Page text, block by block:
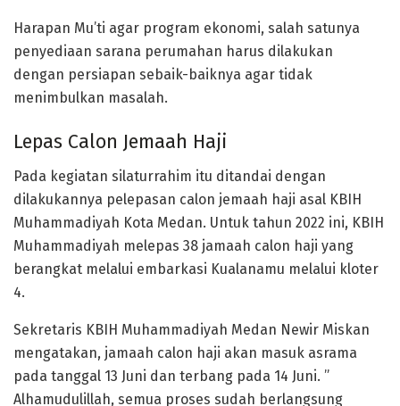
Harapan Mu’ti agar program ekonomi, salah satunya
penyediaan sarana perumahan harus dilakukan
dengan persiapan sebaik-baiknya agar tidak
menimbulkan masalah.
Lepas Calon Jemaah Haji
Pada kegiatan silaturrahim itu ditandai dengan
dilakukannya pelepasan calon jemaah haji asal KBIH
Muhammadiyah Kota Medan. Untuk tahun 2022 ini, KBIH
Muhammadiyah melepas 38 jamaah calon haji yang
berangkat melalui embarkasi Kualanamu melalui kloter
4.
Sekretaris KBIH Muhammadiyah Medan Newir Miskan
mengatakan, jamaah calon haji akan masuk asrama
pada tanggal 13 Juni dan terbang pada 14 Juni. ”
Alhamudulillah, semua proses sudah berlangsung